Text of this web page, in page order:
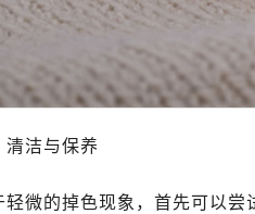
乌鲁木齐市天山区红山
温州市鹿城区锦绣路
哈尔滨市道里区友谊西路
大连市中山区人民路15
佛山市禅城区季华五路
无锡市梁溪区人民中路
清洁与保养
轻微的掉色现象，首先可以